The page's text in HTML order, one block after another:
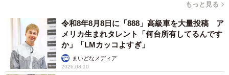
もっと見る
令和8年8月8日に「888」高級車を大量投稿 ア
メリカ生まれタレント「何台所有してるんです
か」「LMカッコよすぎ」
まいどなメディア
2026.08.10